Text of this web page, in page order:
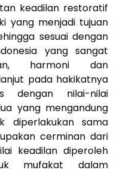
keadilan restoratif
yang menjadi tujuan
sesuai dengan
yang sangat
harmoni dan
pada hakikatnya
dengan nilai-nilai
yang mengandung
diperlakukan sama
cerminan dari
keadilan diperoleh
mufakat dalam